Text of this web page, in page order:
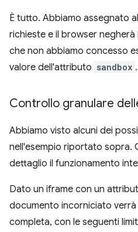
È tutto. Abbiamo assegnato
richieste e il browser
che non abbiamo concesso
valore dell'attributo sandbox .
Controllo granulare
Abbiamo visto alcuni dei
nell'esempio riportato sopra.
dettaglio il funzionamento
Dato un iframe con un
documento incorniciato
completa, con le seguenti